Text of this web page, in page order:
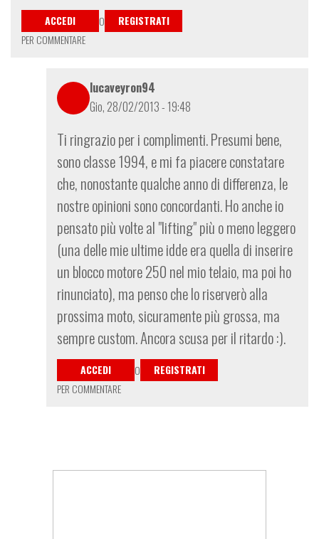
ACCEDI O
REGISTRATI
PER COMMENTARE
lucaveyron94
Gio, 28/02/2013 - 19:48
In
risposta
a
Bravissimo
lucaveyron
94
di
an.di
Ti ringrazio per i complimenti. Presumi bene,
sono classe 1994, e mi fa piacere constatare
che, nonostante qualche anno di differenza, le
nostre opinioni sono concordanti. Ho anche io
pensato più volte al "lifting" più o meno leggero
(una delle mie ultime idde era quella di inserire
un blocco motore 250 nel mio telaio, ma poi ho
rinunciato), ma penso che lo riserverò alla
prossima moto, sicuramente più grossa, ma
sempre custom. Ancora scusa per il ritardo :).
ACCEDI O
REGISTRATI
PER COMMENTARE